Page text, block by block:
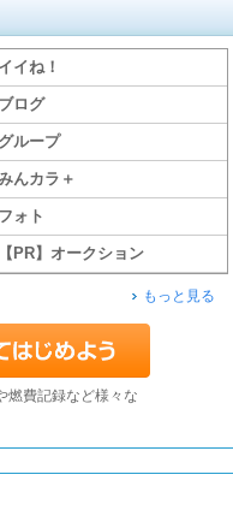
イイね！
ブログ
グループ
んカラ＋
フォト
【PR】オークション
もっと見る
燃費記録など様々な